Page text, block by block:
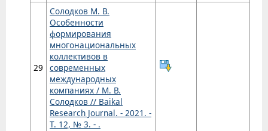
29
Солодков М. В.
Особенности
формирования
многонациональных
коллективов в
современных
международных
компаниях / М. В.
Солодков // Baikal
Research Journal. - 2021. -
Т. 12, № 3. - .